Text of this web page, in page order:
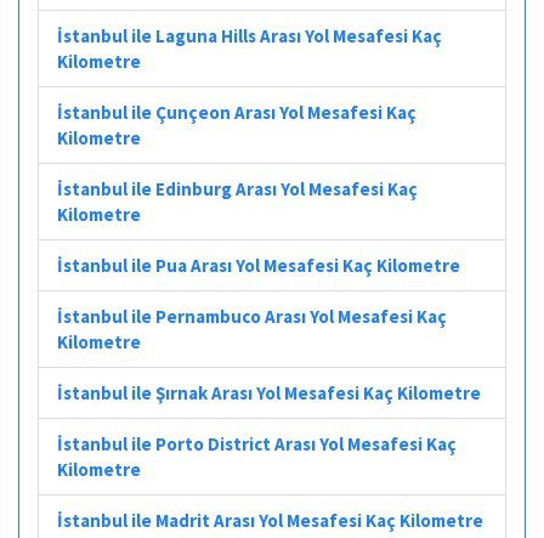
İstanbul ile Laguna Hills Arası Yol Mesafesi Kaç
Kilometre
İstanbul ile Çunçeon Arası Yol Mesafesi Kaç
Kilometre
İstanbul ile Edinburg Arası Yol Mesafesi Kaç
Kilometre
İstanbul ile Pua Arası Yol Mesafesi Kaç Kilometre
İstanbul ile Pernambuco Arası Yol Mesafesi Kaç
Kilometre
İstanbul ile Şırnak Arası Yol Mesafesi Kaç Kilometre
İstanbul ile Porto District Arası Yol Mesafesi Kaç
Kilometre
İstanbul ile Madrit Arası Yol Mesafesi Kaç Kilometre